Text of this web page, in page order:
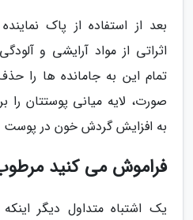
بعد از استفاده از پاک
اثراتی از مواد آرایشی و
تمام این به جامانده ها را
صورت، لایه میانی پوستتان را
به افزایش گردش خون در پوست
فراموش می کنید مرطوب
یک اشتباه متداول دیگر